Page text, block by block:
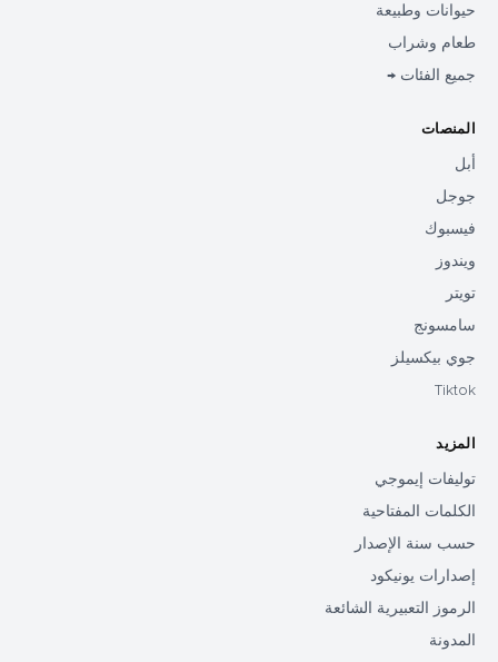
حيوانات وطبيعة
طعام وشراب
جميع الفئات →
المنصات
أبل
جوجل
فيسبوك
ويندوز
تويتر
سامسونج
جوي بيكسيلز
Tiktok
المزيد
توليفات إيموجي
الكلمات المفتاحية
حسب سنة الإصدار
إصدارات يونيكود
الرموز التعبيرية الشائعة
المدونة